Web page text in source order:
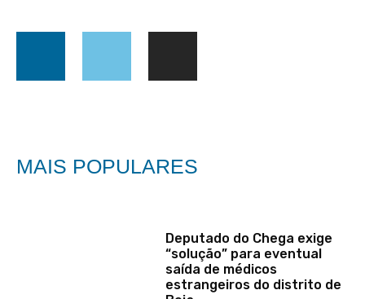
MAIS POPULARES
Deputado do Chega exige
“solução” para eventual
saída de médicos
estrangeiros do distrito de